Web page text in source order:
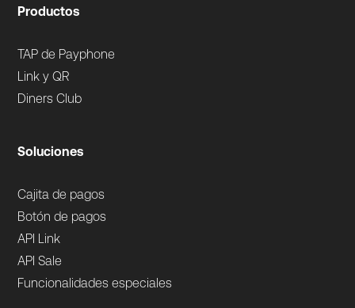
Productos
TAP de Payphone
Link y QR
Diners Club
Soluciones
Cajita de pagos
Botón de pagos
API Link
API Sale
Funcionalidades especiales